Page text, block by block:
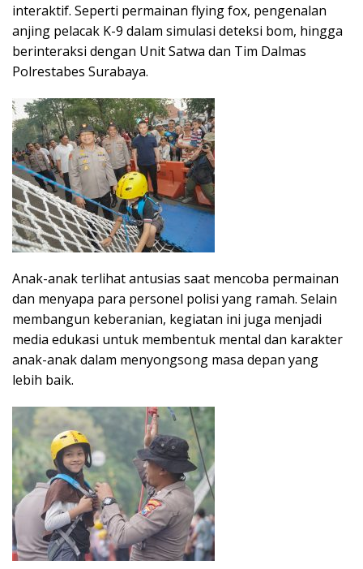
interaktif. Seperti permainan flying fox, pengenalan
anjing pelacak K-9 dalam simulasi deteksi bom, hingga
berinteraksi dengan Unit Satwa dan Tim Dalmas
Polrestabes Surabaya.
Anak-anak terlihat antusias saat mencoba permainan
dan menyapa para personel polisi yang ramah. Selain
membangun keberanian, kegiatan ini juga menjadi
media edukasi untuk membentuk mental dan karakter
anak-anak dalam menyongsong masa depan yang
lebih baik.